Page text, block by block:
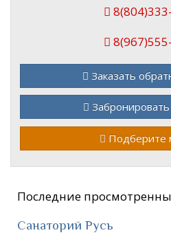
Заказать
Подберите
Последние
Санаторий Русь